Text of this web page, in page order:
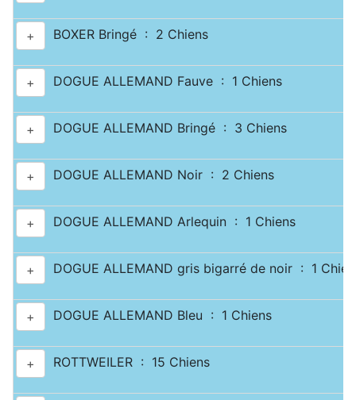
+ BOXER Bringé : 2 Chiens
+ DOGUE ALLEMAND Fauve : 1 Chiens
+ DOGUE ALLEMAND Bringé : 3 Chiens
+ DOGUE ALLEMAND Noir : 2 Chiens
+ DOGUE ALLEMAND Arlequin : 1 Chiens
+ DOGUE ALLEMAND gris bigarré de noir : 1
+ DOGUE ALLEMAND Bleu : 1 Chiens
+ ROTTWEILER : 15 Chiens